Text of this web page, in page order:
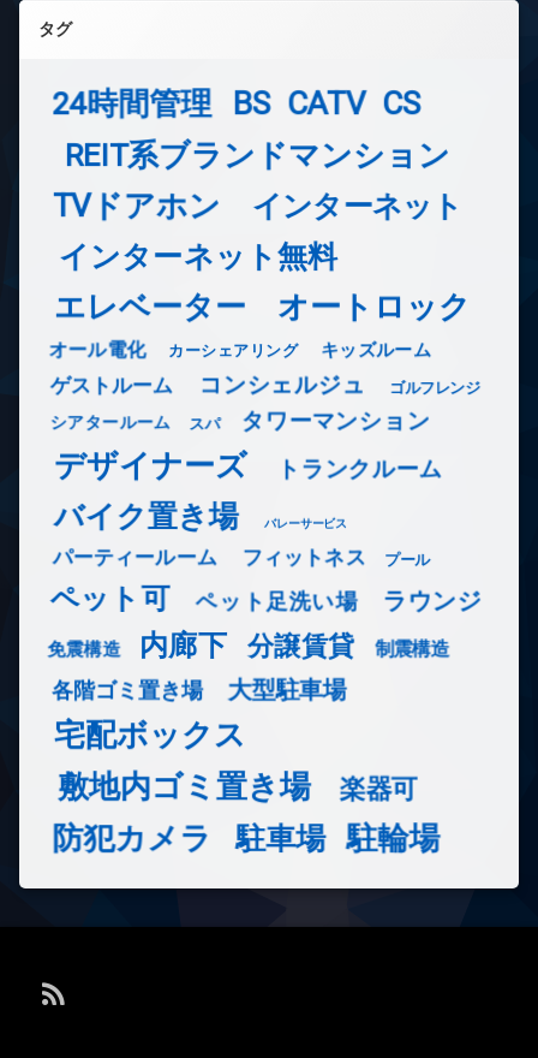
タグ
24時間管理 BS CATV CS
REIT系ブランドマンション
TVドアホン インターネット
インターネット無料
エレベーター オートロック
オール電化 カーシェアリング キッズルーム
ゲストルーム コンシェルジュ ゴルフレンジ
シアタールーム スパ タワーマンション
デザイナーズ トランクルーム
バイク置き場 バレーサービス
パーティールーム フィットネス プール
ペット可 ペット足洗い場 ラウンジ
免震構造 内廊下 分譲賃貸 制震構造
各階ゴミ置き場 大型駐車場
宅配ボックス
敷地内ゴミ置き場
楽器可
防犯カメラ 駐車場 駐輪場
RSS